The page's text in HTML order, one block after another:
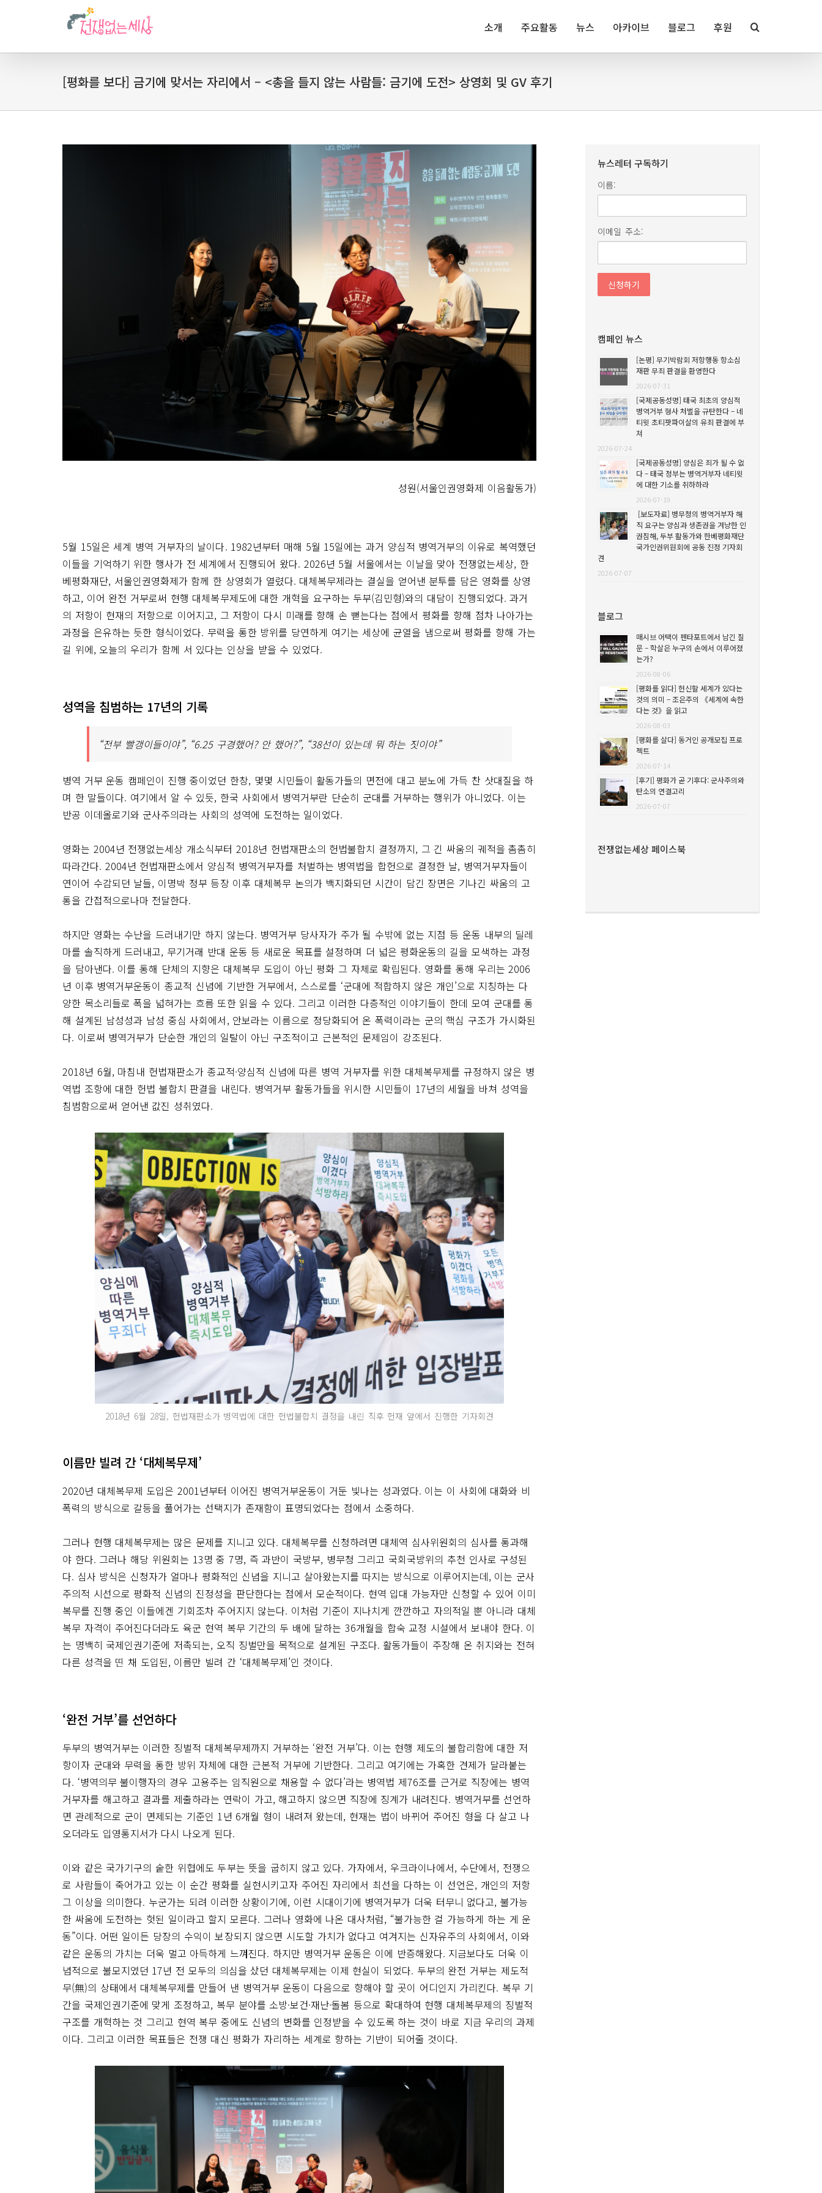
소개 주요활동 뉴스 아카이브 블로그 후원
[평화를 보다] 금기에 맞서는 자리에서 – <총을 들지 않는 사람들: 금기에 도전> 상영회 및 GV 후기
성원(서울인권영화제 이음활동가)
5월 15일은 세계 병역 거부자의 날이다. 1982년부터 매해 5월 15일에는 과거 양심적 병역거부의 이유로 복역했던
이들을 기억하기 위한 행사가 전 세계에서 진행되어 왔다. 2026년 5월 서울에서는 이날을 맞아 전쟁없는세상, 한
베평화재단, 서울인권영화제가 함께 한 상영회가 열렸다. 대체복무제라는 결실을 얻어낸 분투를 담은 영화를 상영
하고, 이어 완전 거부로써 현행 대체복무제도에 대한 개혁을 요구하는 두부(김민형)와의 대담이 진행되었다. 과거
의 저항이 현재의 저항으로 이어지고, 그 저항이 다시 미래를 향해 손 뻗는다는 점에서 평화를 향해 점차 나아가는
과정을 은유하는 듯한 형식이었다. 무력을 통한 방위를 당연하게 여기는 세상에 균열을 냄으로써 평화를 향해 가는
길 위에, 오늘의 우리가 함께 서 있다는 인상을 받을 수 있었다.
성역을 침범하는 17년의 기록
“전부 빨갱이들이야”, “6.25 구경했어? 안 했어?”, “38선이 있는데 뭐 하는 짓이야”
병역 거부 운동 캠페인이 진행 중이었던 한창, 몇몇 시민들이 활동가들의 면전에 대고 분노에 가득 찬 삿대질을 하
며 한 말들이다. 여기에서 알 수 있듯, 한국 사회에서 병역거부란 단순히 군대를 거부하는 행위가 아니었다. 이는
반공 이데올로기와 군사주의라는 사회의 성역에 도전하는 일이었다.
영화는 2004년 전쟁없는세상 개소식부터 2018년 헌법재판소의 헌법불합치 결정까지, 그 긴 싸움의 궤적을 촘촘히
따라간다. 2004년 헌법재판소에서 양심적 병역거부자를 처벌하는 병역법을 합헌으로 결정한 날, 병역거부자들이
연이어 수감되던 날들, 이명박 정부 등장 이후 대체복무 논의가 백지화되던 시간이 담긴 장면은 기나긴 싸움의 고
통을 간접적으로나마 전달한다.
하지만 영화는 수난을 드러내기만 하지 않는다. 병역거부 당사자가 주가 될 수밖에 없는 지점 등 운동 내부의 딜레
마를 솔직하게 드러내고, 무기거래 반대 운동 등 새로운 목표를 설정하며 더 넓은 평화운동의 길을 모색하는 과정
을 담아낸다. 이를 통해 단체의 지향은 대체복무 도입이 아닌 평화 그 자체로 확립된다. 영화를 통해 우리는 2006
년 이후 병역거부운동이 종교적 신념에 기반한 거부에서, 스스로를 ‘군대에 적합하지 않은 개인’으로 지칭하는 다
양한 목소리들로 폭을 넓혀가는 흐름 또한 읽을 수 있다. 그리고 이러한 다층적인 이야기들이 한데 모여 군대를 통
해 설계된 남성성과 남성 중심 사회에서, 안보라는 이름으로 정당화되어 온 폭력이라는 군의 핵심 구조가 가시화된
다. 이로써 병역거부가 단순한 개인의 일탈이 아닌 구조적이고 근본적인 문제임이 강조된다.
2018년 6월, 마침내 헌법재판소가 종교적·양심적 신념에 따른 병역 거부자를 위한 대체복무제를 규정하지 않은 병
역법 조항에 대한 헌법 불합치 판결을 내린다. 병역거부 활동가들을 위시한 시민들이 17년의 세월을 바쳐 성역을
침범함으로써 얻어낸 값진 성취였다.
2018년 6월 28일, 헌법재판소가 병역법에 대한 헌법불합치 결정을 내린 직후 헌재 앞에서 진행한 기자회견
이름만 빌려 간 ‘대체복무제’
2020년 대체복무제 도입은 2001년부터 이어진 병역거부운동이 거둔 빛나는 성과였다. 이는 이 사회에 대화와 비
폭력의 방식으로 갈등을 풀어가는 선택지가 존재함이 표명되었다는 점에서 소중하다.
그러나 현행 대체복무제는 많은 문제를 지니고 있다. 대체복무를 신청하려면 대체역 심사위원회의 심사를 통과해
야 한다. 그러나 해당 위원회는 13명 중 7명, 즉 과반이 국방부, 병무청 그리고 국회국방위의 추천 인사로 구성된
다. 심사 방식은 신청자가 얼마나 평화적인 신념을 지니고 살아왔는지를 따지는 방식으로 이루어지는데, 이는 군사
주의적 시선으로 평화적 신념의 진정성을 판단한다는 점에서 모순적이다. 현역 입대 가능자만 신청할 수 있어 이미
복무를 진행 중인 이들에겐 기회조차 주어지지 않는다. 이처럼 기준이 지나치게 깐깐하고 자의적일 뿐 아니라 대체
복무 자격이 주어진다더라도 육군 현역 복무 기간의 두 배에 달하는 36개월을 합숙 교정 시설에서 보내야 한다. 이
는 명백히 국제인권기준에 저촉되는, 오직 징벌만을 목적으로 설계된 구조다. 활동가들이 주장해 온 취지와는 전혀
다른 성격을 띤 채 도입된, 이름만 빌려 간 ‘대체복무제’인 것이다.
‘완전 거부’를 선언하다
두부의 병역거부는 이러한 징벌적 대체복무제까지 거부하는 ‘완전 거부’다. 이는 현행 제도의 불합리함에 대한 저
항이자 군대와 무력을 통한 방위 자체에 대한 근본적 거부에 기반한다. 그리고 여기에는 가혹한 견제가 달라붙는
다. ‘병역의무 불이행자의 경우 고용주는 임직원으로 채용할 수 없다’라는 병역법 제76조를 근거로 직장에는 병역
거부자를 해고하고 결과를 제출하라는 연락이 가고, 해고하지 않으면 직장에 징계가 내려진다. 병역거부를 선언하
면 관례적으로 군이 면제되는 기준인 1년 6개월 형이 내려져 왔는데, 현재는 법이 바뀌어 주어진 형을 다 살고 나
오더라도 입영통지서가 다시 나오게 된다.
이와 같은 국가기구의 숱한 위협에도 두부는 뜻을 굽히지 않고 있다. 가자에서, 우크라이나에서, 수단에서, 전쟁으
로 사람들이 죽어가고 있는 이 순간 평화를 실현시키고자 주어진 자리에서 최선을 다하는 이 선언은, 개인의 저항
그 이상을 의미한다. 누군가는 되려 이러한 상황이기에, 이런 시대이기에 병역거부가 더욱 터무니 없다고, 불가능
한 싸움에 도전하는 헛된 일이라고 할지 모른다. 그러나 영화에 나온 대사처럼, “불가능한 걸 가능하게 하는 게 운
동”이다. 어떤 일이든 당장의 수익이 보장되지 않으면 시도할 가치가 없다고 여겨지는 신자유주의 사회에서, 이와
같은 운동의 가치는 더욱 멀고 아득하게 느껴진다. 하지만 병역거부 운동은 이에 반증해왔다. 지금보다도 더욱 이
념적으로 불모지였던 17년 전 모두의 의심을 샀던 대체복무제는 이제 현실이 되었다. 두부의 완전 거부는 제도적
무(無)의 상태에서 대체복무제를 만들어 낸 병역거부 운동이 다음으로 향해야 할 곳이 어디인지 가리킨다. 복무 기
간을 국제인권기준에 맞게 조정하고, 복무 분야를 소방·보건·재난·돌봄 등으로 확대하여 현행 대체복무제의 징벌적
구조를 개혁하는 것 그리고 현역 복무 중에도 신념의 변화를 인정받을 수 있도록 하는 것이 바로 지금 우리의 과제
이다. 그리고 이러한 목표들은 전쟁 대신 평화가 자리하는 세계로 향하는 기반이 되어줄 것이다.
뉴스레터 구독하기
이름:
이메일 주소:
캠페인 뉴스
[논평] 무기박람회 저항행동 항소심
재판 무죄 판결을 환영한다
2026-07-31
[국제공동성명] 태국 최초의 양심적
병역거부 형사 처벌을 규탄한다 – 네
티윗 초티팟파이살의 유죄 판결에 부
쳐
2026-07-24
[국제공동성명] 양심은 죄가 될 수 없
다 – 태국 정부는 병역거부자 네티윗
에 대한 기소를 취하하라
2026-07-19
[보도자료] 병무청의 병역거부자 해
직 요구는 양심과 생존권을 겨냥한 인
권침해, 두부 활동가와 한베평화재단
국가인권위원회에 공동 진정 기자회
견
2026-07-07
블로그
매시브 어택이 펜타포트에서 남긴 질
문 – 학살은 누구의 손에서 이루어졌
는가?
2026-08-06
[평화를 읽다] 헌신할 세계가 있다는
것의 의미 – 조은주의 《세계에 속한
다는 것》을 읽고
2026-08-03
[평화를 살다] 동거인 공개모집 프로
젝트
2026-07-14
[후기] 평화가 곧 기후다: 군사주의와
탄소의 연결고리
2026-07-07
전쟁없는세상 페이스북